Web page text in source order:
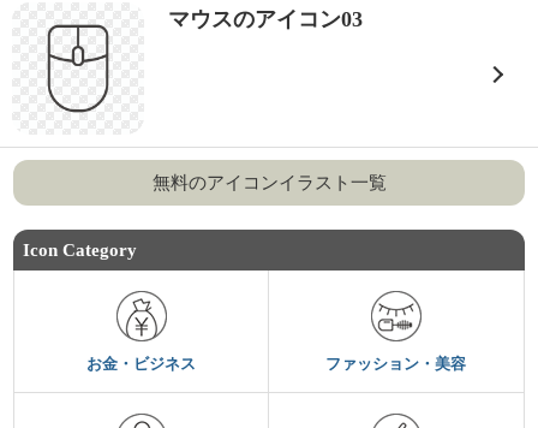
マウスのアイコン03
無料のアイコンイラスト一覧
Icon Category
お金・ビジネス ファッション・美容